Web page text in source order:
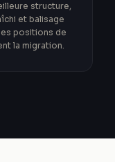
structure,
et balisage
positions de
la migration.